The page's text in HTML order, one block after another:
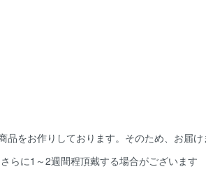
をお作りしております。そのため、お届け
らに1～2週間程頂戴する場合がございます